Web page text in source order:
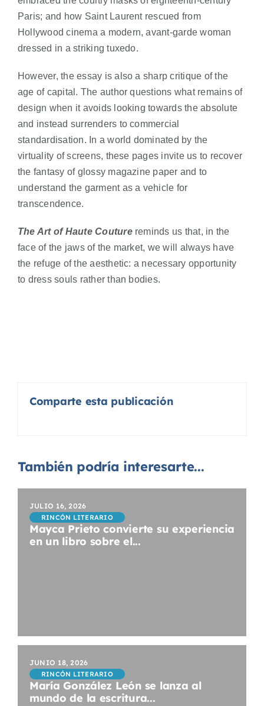
Paris; and how Saint Laurent rescued from
Hollywood cinema a modern, avant-garde woman
dressed in a striking tuxedo.
However, the essay is also a sharp critique of the
age of capital. The author questions what remains of
design when it avoids looking towards the absolute
and instead surrenders to commercial
standardisation. In a world dominated by the
virtuality of screens, these pages invite us to recover
the fantasy of glossy magazine paper and to
understand the garment as a vehicle for
transcendence.
The Art of Haute Couturereminds us that, in the
face of the jaws of the market, we will always have
the refuge of the aesthetic: a necessary opportunity
to dress souls rather than bodies.
Comparte esta publicación
También podría interesarte...
JULIO 16, 2026
RINCÓN LITERARIO
Mayca Prieto convierte su experiencia
en un libro sobre el...
JUNIO 18, 2026
RINCÓN LITERARIO
María González León se lanza al
mundo de la escritura...